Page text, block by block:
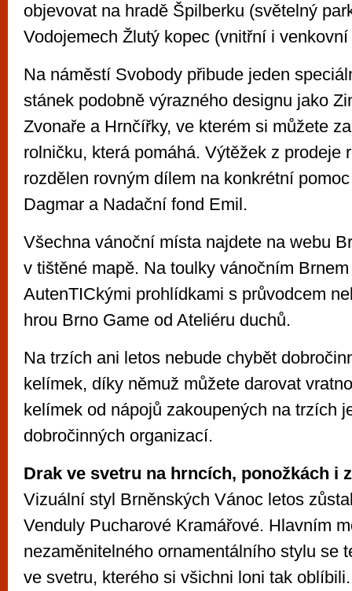
objevovat na hradě Špilberku (světelný
Vodojemech Žlutý kopec (vnitřní i
Na náměstí Svobody přibude jeden
stánek podobně výrazného designu jako
Zvonaře a Hrnčířky, ve kterém si můžete
rolničku, která pomáhá. Výtěžek z prodeje
rozdělen rovným dílem na konkrétní
Dagmar a Nadační fond Emil.
Všechna vánoční místa najdete na webu
v tištěné mapě. Na toulky vánočním
AutenTICkými prohlídkami s průvodcem
hrou Brno Game od Ateliéru duchů.
Na trzích ani letos nebude chybět
kelímek, díky němuž můžete darovat
kelímek od nápojů zakoupených na trzích
dobročinných organizací.
Drak ve svetru na hrncích, ponožkách i
Vizuální styl Brněnských Vánoc letos
Venduly Pucharové Kramářové. Hlavním
nezaměnitelného ornamentálního stylu se
ve svetru, kterého si všichni loni tak